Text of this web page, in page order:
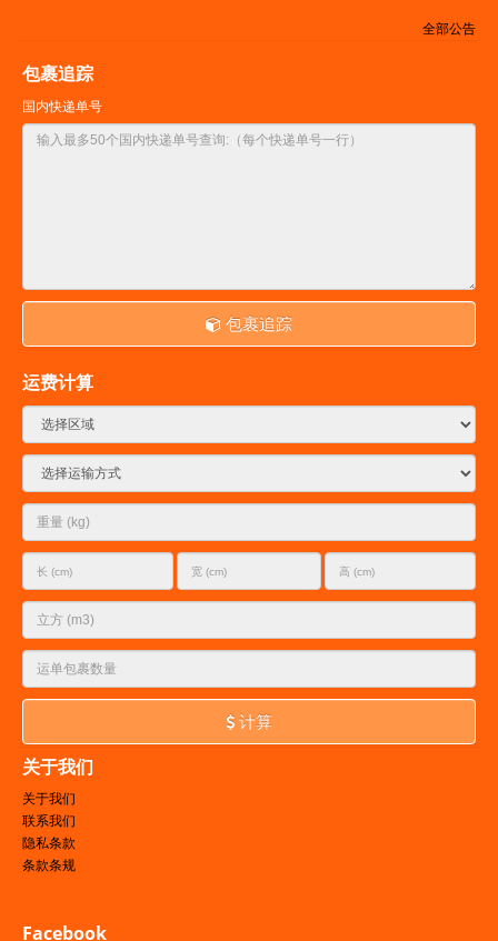
全部公告
包裹追踪
国内快递单号
包裹追踪
运费计算
计算
关于我们
关于我们
联系我们
隐私条款
条款条规
Facebook